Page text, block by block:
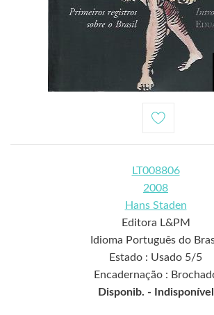
LT008806
2008
Hans Staden
Editora L&PM
Idioma Português do
Estado : Usado 5/5
Encadernação :
Disponib. -
Indisponível